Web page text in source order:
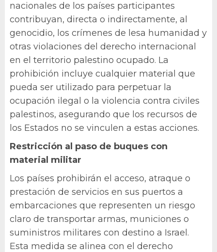
nacionales de los países participantes
contribuyan, directa o indirectamente, al
genocidio, los crímenes de lesa humanidad y
otras violaciones del derecho internacional
en el territorio palestino ocupado. La
prohibición incluye cualquier material que
pueda ser utilizado para perpetuar la
ocupación ilegal o la violencia contra civiles
palestinos, asegurando que los recursos de
los Estados no se vinculen a estas acciones.
Restricción al paso de buques con
material militar
Los países prohibirán el acceso, atraque o
prestación de servicios en sus puertos a
embarcaciones que representen un riesgo
claro de transportar armas, municiones o
suministros militares con destino a Israel.
Esta medida se alinea con el derecho